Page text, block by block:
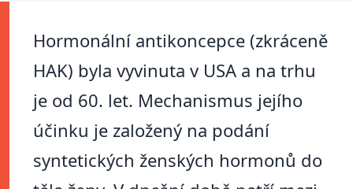
Hormonální antikoncepce (zkráceně
HAK) byla vyvinuta v USA a na trhu
je od 60. let. Mechanismus jejího
účinku je založený na podání
syntetických ženských hormonů do